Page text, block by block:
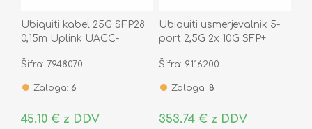
Ubiquiti kabel 25G SFP28
0,15m Uplink UACC-
Šifra: 7948070
Zaloga: 6
45,10 € z DDV
Ubiquiti usmerjevalnik 5-
port 2,5G 2x 10G SFP+
UCG-Fiber
Šifra: 9116200
Zaloga: 8
353,74 € z DDV